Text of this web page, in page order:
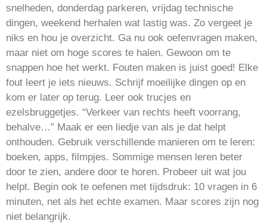
snelheden, donderdag parkeren, vrijdag technische
dingen, weekend herhalen wat lastig was. Zo vergeet je
niks en hou je overzicht. Ga nu ook oefenvragen maken,
maar niet om hoge scores te halen. Gewoon om te
snappen hoe het werkt. Fouten maken is juist goed! Elke
fout leert je iets nieuws. Schrijf moeilijke dingen op en
kom er later op terug. Leer ook trucjes en
ezelsbruggetjes. “Verkeer van rechts heeft voorrang,
behalve…” Maak er een liedje van als je dat helpt
onthouden. Gebruik verschillende manieren om te leren:
boeken, apps, filmpjes. Sommige mensen leren beter
door te zien, andere door te horen. Probeer uit wat jou
helpt. Begin ook te oefenen met tijdsdruk: 10 vragen in 6
minuten, net als het echte examen. Maar scores zijn nog
niet belangrijk.